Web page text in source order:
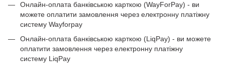
Онлайн-оплата банківською карткою (WayForPay) - ви
можете оплатити замовлення через електронну платіжну
систему Wayforpay
Онлайн-оплата банківською карткою (LiqPay) - ви можете
оплатити замовлення через електронну платіжну
систему LiqPay